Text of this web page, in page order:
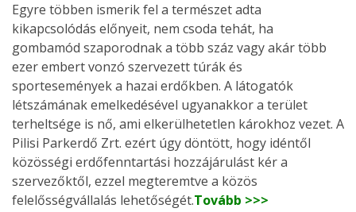
Egyre többen ismerik fel a természet adta
kikapcsolódás előnyeit, nem csoda tehát, ha
gombamód szaporodnak a több száz vagy akár több
ezer embert vonzó szervezett túrák és
sportesemények a hazai erdőkben. A látogatók
létszámának emelkedésével ugyanakkor a terület
terheltsége is nő, ami elkerülhetetlen károkhoz vezet. A
Pilisi Parkerdő Zrt. ezért úgy döntött, hogy idéntől
közösségi erdőfenntartási hozzájárulást kér a
szervezőktől, ezzel megteremtve a közös
felelősségvállalás lehetőségét.Tovább >>>